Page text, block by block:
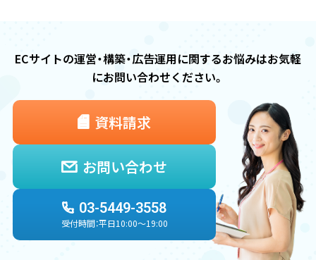
ECサイトの運営・構築・広告運用に関するお悩みはお気軽
にお問い合わせください。
03-5449-3558
受付時間：平日10:00〜19:00
お問い合わせ
資料請求